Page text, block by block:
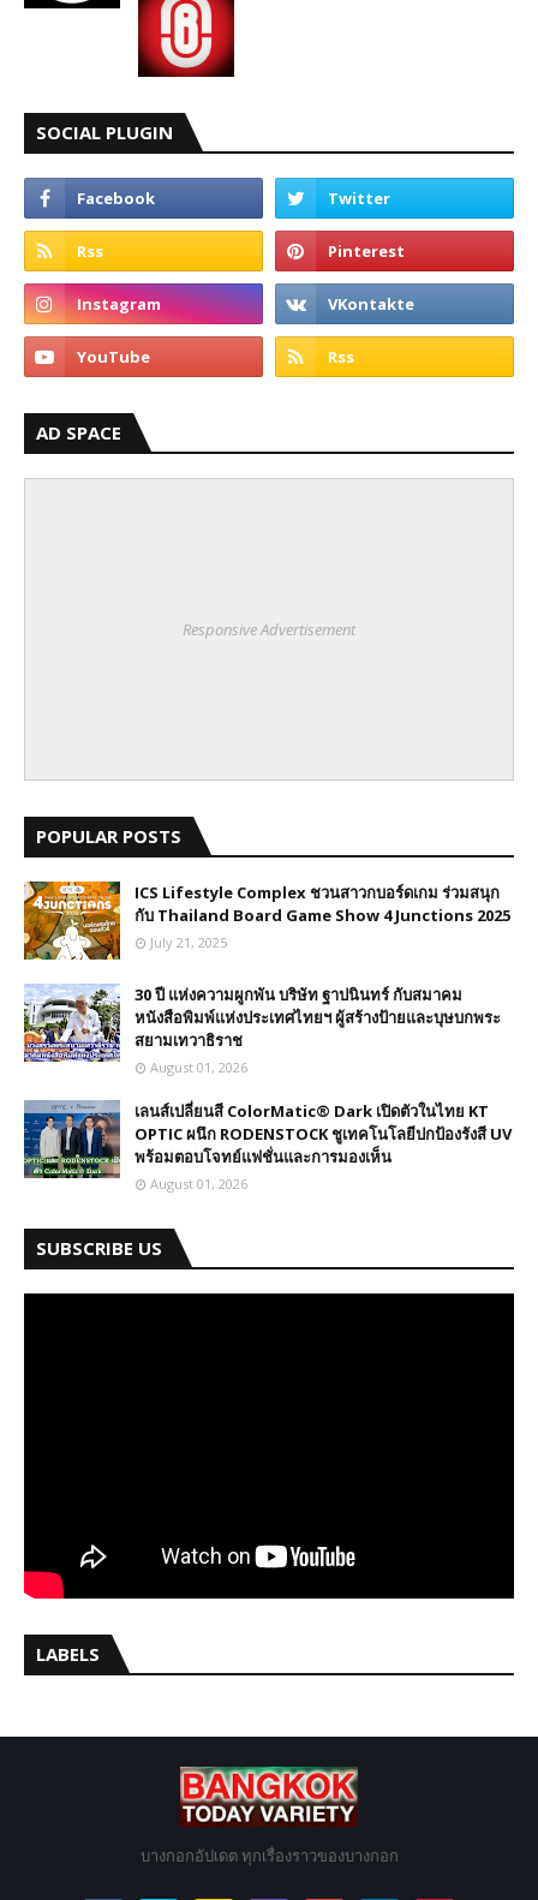
SOCIAL PLUGIN
AD SPACE
Responsive Advertisement
POPULAR POSTS
ICS Lifestyle Complex ชวนสาวกบอร์ดเกม ร่วมสนุก
กับ Thailand Board Game Show 4 Junctions 2025
July 21, 2025
30 ปี​ แห่งความผูกพัน บริษัท ฐาปนินทร์ กับสมาคม
หนังสือพิมพ์แห่งประเทศไทยฯ ผู้สร้างป้ายและบุษบกพระ
สยามเทวาธิราช
August 01, 2026
เลนส์เปลี่ยนสี ColorMatic® Dark เปิดตัวในไทย​ KT
OPTIC ผนึก RODENSTOCK ชูเทคโนโลยีปกป้องรังสี UV
พร้อมตอบโจทย์แฟชั่นและการมองเห็น
August 01, 2026
SUBSCRIBE US
LABELS
บางกอกอัปเดต ทุกเรื่องราวของบางกอก